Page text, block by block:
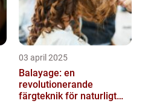
03 april 2025
Balayage: en
revolutionerande
färgteknik för naturligt